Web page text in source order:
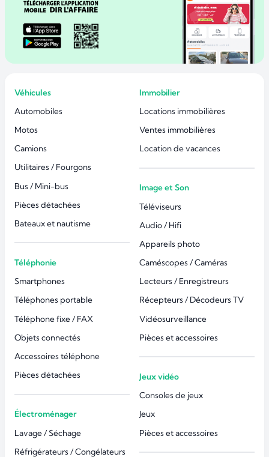
Véhicules
Automobiles
Motos
Camions
Utilitaires / Fourgons
Bus / Mini-bus
Pièces détachées
Bateaux et nautisme
Téléphonie
Smartphones
Téléphones portable
Téléphone fixe / FAX
Objets connectés
Accessoires téléphone
Pièces détachées
Électroménager
Lavage / Séchage
Réfrigérateurs / Congélateurs
Immobilier
Locations immobilières
Ventes immobilières
Location de vacances
Image et Son
Téléviseurs
Audio / Hifi
Appareils photo
Caméscopes / Caméras
Lecteurs / Enregistreurs
Récepteurs / Décodeurs TV
Vidéosurveillance
Pièces et accessoires
Jeux vidéo
Consoles de jeux
Jeux
Pièces et accessoires